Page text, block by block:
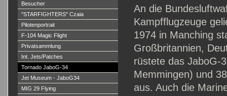
Besucher
"STARFIGHTERS" Czaia
Pilotenportrait
F-104 Magic Flight
Privatsammlung
Int. Jets/Patches
Tornado JaboG-34
Jet Museum - JaboG34
MIG 29 Flying
An die
Kampfflugzeuge
1974 in Manching
Großbritannien,
rüstete das JaboG-
Memmingen) und
aus. Auch die